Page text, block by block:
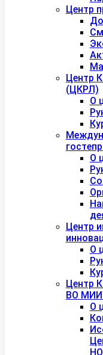
Центр
Центр
(ЦКРЛ)
О
О
Центр
О
Центр
ВО
О